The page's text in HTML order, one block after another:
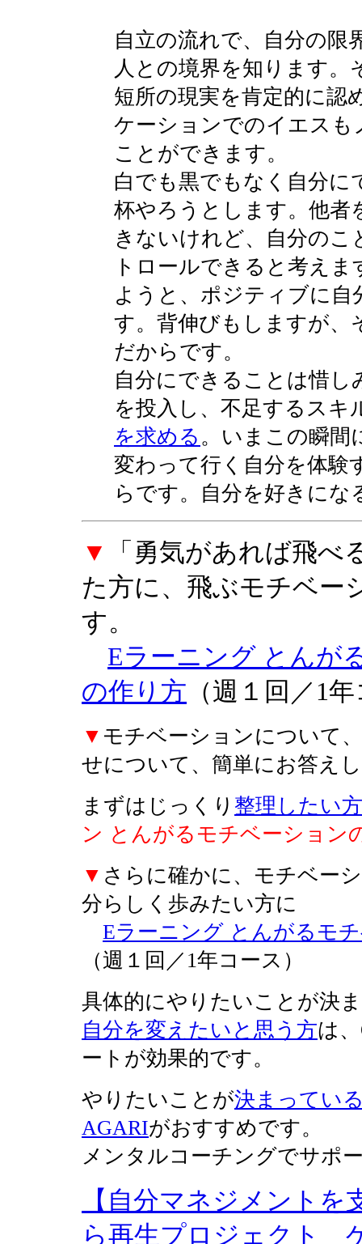
自立の流れで、自分の限
人との境界を知ります。
短所の現実を肯定的に認
ケーションでのイエスも
ことができます。
白でも黒でもなく自分に
杯やろうとします。他者
きないけれど、自分のこ
トロールできると考え
ようと、ポジティブに自
す。背伸びもしますが、
だからです。
自分にできることは惜し
を投入し、不足するスキ
を求める 。いまこの瞬間
変わって行く自分を体験
らです。自分を好きにな
▼
「勇気があれば飛べ
た方に、飛ぶモチベー
す。
Eラーニング とんが
の作り方 （週１回／1
▼ モチベーションについて
せについて、簡単にお答え
まずはじっくり 整理したい方
ン とんがるモチベーション
▼ さらに確かに、モチベー
分らしく歩みたい方に
Eラーニング とんがるモ
（週１回／1年コース）
具体的にやりたいことが決
自分を変えたいと思う方は
ートが効果的です。
やりたいことが決まってい
AGARIがおすすめです。
メンタルコーチングでサポ
【自分マネジメントを
ら再生プロジェクト